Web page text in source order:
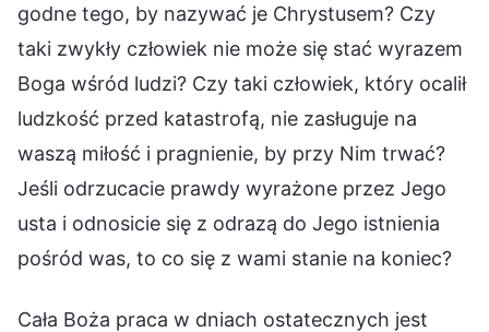
godne tego, by nazywać je Chrystusem? Czy
taki zwykły człowiek nie może się stać wyrazem
Boga wśród ludzi? Czy taki człowiek, który ocalił
ludzkość przed katastrofą, nie zasługuje na
waszą miłość i pragnienie, by przy Nim trwać?
Jeśli odrzucacie prawdy wyrażone przez Jego
usta i odnosicie się z odrazą do Jego istnienia
pośród was, to co się z wami stanie na koniec?
Cała Boża praca w dniach ostatecznych jest